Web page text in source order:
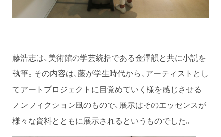
ーー
藤浩志は、美術館の学芸統括である金澤韻と共に小説を
執筆。その内容は、藤が学生時代から、アーティストとし
てアートプロジェクトに目覚めていく様を感じさせる
ノンフィクション風のもので、展示はそのエッセンスが
様々な資料とともに展示されるというものでした。